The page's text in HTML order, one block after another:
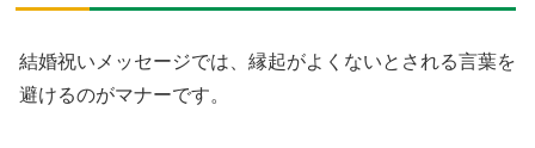
結婚祝いメッセージでは、縁起がよくないとされる言葉を
避けるのがマナーです。